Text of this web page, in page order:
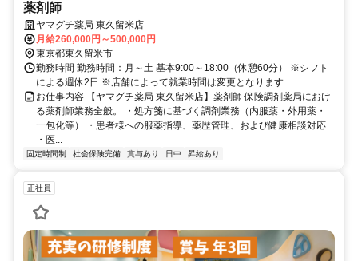
薬剤師
ヤマグチ薬局 東久留米店
月給260,000円～500,000円
東京都東久留米市
勤務時間 勤務時間：月～土 基本9:00～18:00（休憩60分） ※シフト
による週休2日 ※店舗によって就業時間は変更となります
お仕事内容 【ヤマグチ薬局 東久留米店】薬剤師 保険調剤薬局におけ
る薬剤師業務全般。 ・処方箋に基づく調剤業務（内服薬・外用薬・
一包化等） ・患者様への服薬指導、薬歴管理、および健康相談対応
・医...
固定時間制 社会保険完備 賞与あり 日中 昇給あり
正社員